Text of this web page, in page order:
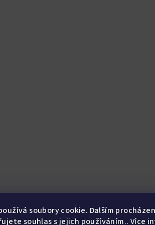
soubory cookie. Dalším
souhlas s jejich používáním.. Více